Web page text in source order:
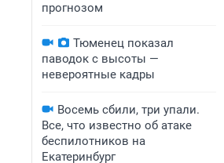
прогнозом
Тюменец показал
паводок с высоты —
невероятные кадры
Восемь сбили, три упали.
Все, что известно об атаке
беспилотников на
Екатеринбург